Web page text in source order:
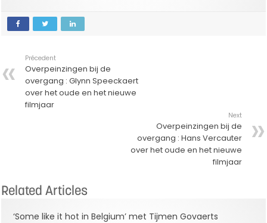
Précedent
Overpeinzingen bij de
overgang : Glynn Speeckaert
over het oude en het nieuwe
filmjaar
Next
Overpeinzingen bij de
overgang : Hans Vercauter
over het oude en het nieuwe
filmjaar
Related Articles
‘Some like it hot in Belgium’ met Tijmen Govaerts